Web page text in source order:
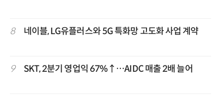
8 네이블, LG유플러스와 5G 특화망 고도화 사업 계약
9 SKT, 2분기 영업익 67%↑…AIDC 매출 2배 늘어